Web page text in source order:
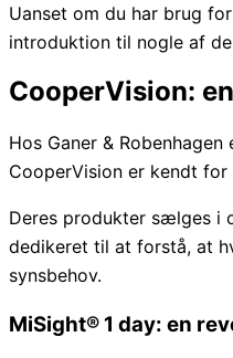
Uanset om du har brug
introduktion til nogle af
CooperVision:
Hos Ganer &
CooperVision er kendt
Deres produkter sælges i
dedikeret til at forstå, at
synsbehov.
MiSight® 1 day: en